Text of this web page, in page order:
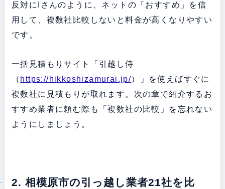
反対にIさんのように、ネットの「おすすめ」を信
用して、複数社比較しないと料金が高くなりやすい
です。
一括見積もりサイト「引越し侍
（ https://hikkoshizamurai.jp/）」を使えばすぐに
複数社に見積もりが取れます。次の章で紹介するお
すすめ業者に頼む際も「複数社の比較」を忘れない
ようにしましょう。
2. 相模原市の引っ越し業者21社を比